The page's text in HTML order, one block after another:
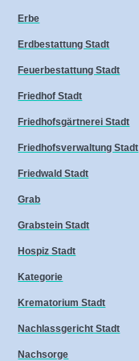
Erbe
Erdbestattung Stadt
Feuerbestattung Stadt
Friedhof Stadt
Friedhofsgärtnerei Stadt
Friedhofsverwaltung Stadt
Friedwald Stadt
Grab
Grabstein Stadt
Hospiz Stadt
Kategorie
Krematorium Stadt
Nachlassgericht Stadt
Nachsorge